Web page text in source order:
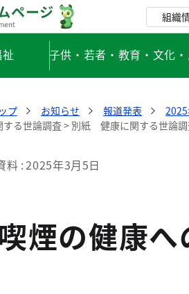
組織
子供・若者・教育・文化
プ お知らせ 報道発表
する世論調査 > 別紙 健康に関する世論
料 2025年3月5日
の健康へ